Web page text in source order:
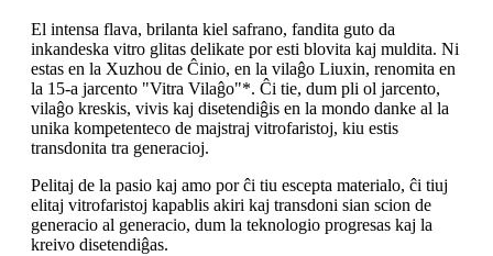
El intensa flava, brilanta kiel safrano, fandita guto da
inkandeska vitro glitas delikate por esti blovita kaj muldita. Ni
estas en la Xuzhou de Ĉinio, en la vilaĝo Liuxin, renomita en
la 15-a jarcento "Vitra Vilaĝo"*. Ĉi tie, dum pli ol jarcento,
vilaĝo kreskis, vivis kaj disetendiĝis en la mondo danke al la
unika kompetenteco de majstraj vitrofaristoj, kiu estis
transdonita tra generacioj.
Pelitaj de la pasio kaj amo por ĉi tiu escepta materialo, ĉi tiuj
elitaj vitrofaristoj kapablis akiri kaj transdoni sian scion de
generacio al generacio, dum la teknologio progresas kaj la
kreivo disetendiĝas.